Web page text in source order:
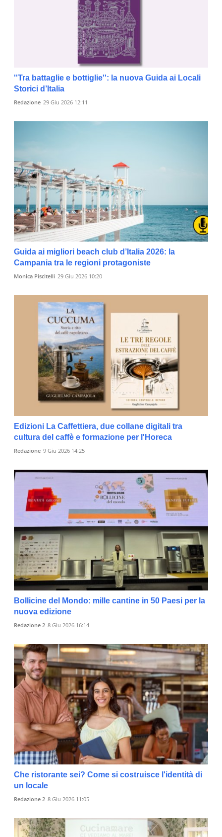
''Tra battaglie e bottiglie'': la nuova Guida ai Locali
Storici d’Italia
Redazione 29 Giu 2026 12:11
Guida ai migliori beach club d’Italia 2026: la
Campania tra le regioni protagoniste
Monica Piscitelli 29 Giu 2026 10:20
Edizioni La Caffettiera, due collane digitali tra
cultura del caffè e formazione per l'Horeca
Redazione 9 Giu 2026 14:25
Bollicine del Mondo: mille cantine in 50 Paesi per la
nuova edizione
Redazione 2 8 Giu 2026 16:14
Che ristorante sei? Come si costruisce l'identità di
un locale
Redazione 2 8 Giu 2026 11:05